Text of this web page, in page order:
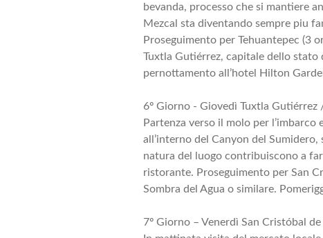
bevanda, processo che si mantiere
Mezcal sta diventando sempre piu
Proseguimento per Tehuantepec (3
Tuxtla Gutiérrez, capitale dello stato
pernottamento all’hotel Hilton
6º Giorno - Giovedì Tuxtla Gutiérrez
Partenza verso il molo per l’imbarco
all’interno del Canyon del Sumidero,
natura del luogo contribuiscono a
ristorante. Proseguimento per San
Sombra del Agua o similare.
7º Giorno – Venerdì San Cristóbal de